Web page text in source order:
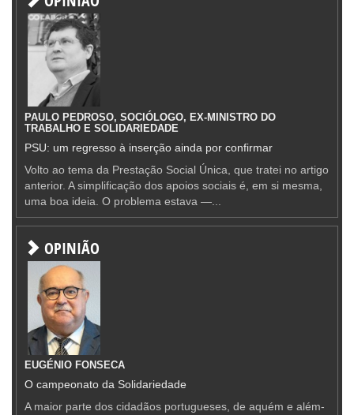
PAULO PEDROSO, SOCIÓLOGO, EX-MINISTRO DO
TRABALHO E SOLIDARIEDADE
PSU: um regresso à inserção ainda por confirmar
Volto ao tema da Prestação Social Única, que tratei no artigo
anterior. A simplificação dos apoios sociais é, em si mesma,
uma boa ideia. O problema estava —...
OPINIÃO
EUGÉNIO FONSECA
O campeonato da Solidariedade
A maior parte dos cidadãos portugueses, de aquém e além-